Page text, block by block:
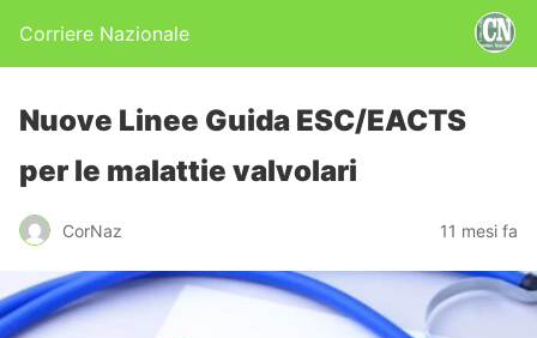
Corriere Nazionale
Nuove Linee Guida ESC/EACTS
per le malattie valvolari
CorNaz 11 mesi fa